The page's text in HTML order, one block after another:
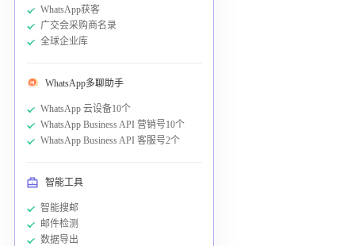
WhatsApp获客
广交会采购商名录
全球企业库
WhatsApp多聊助手
WhatsApp 云设备10个
WhatsApp Business API 营销号10个
WhatsApp Business API 客服号2个
智能工具
智能搜邮
邮件检测
数据导出